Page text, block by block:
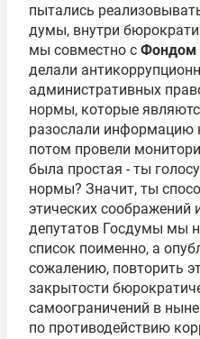
пытались
думы, внутри
мы совместно с Фондом
делали
административных
нормы, которые
разослали информацию
потом провели
была простая - ты
нормы? Значит, ты
этических соображений
депутатов Госдумы мы
список поименно, а
сожалению, повторить
закрытости
самоограничений в
по противодействию